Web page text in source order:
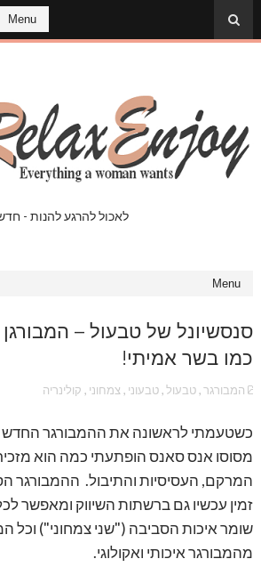
לאכול להרגע להנות -
סנסשיונל של טבעול –
כמו בשר אמיתי!
המבורגר, טבעול, טבעוני , צמחוני , קולינריה
כשטעמתי לראשונה את ההמבורגר החדש
מסוסו אנס סאנס הופתעתי כמה הוא
המרקם, העסיסיות והתיבול. ההמבורגר
זמין עכשיו גם ברשתות השיווק ומאפשר
שומר איכות הסביבה ("שני צמחוני") וכל
מהמבורגר איכותי ואקולוגי.